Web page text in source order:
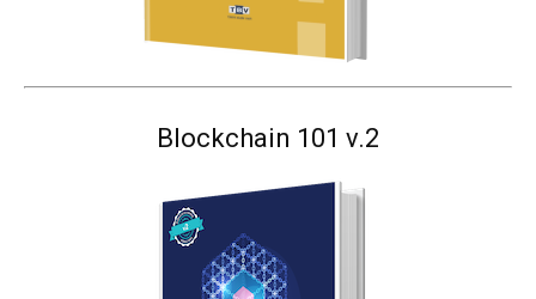
Blockchain 101 v.2